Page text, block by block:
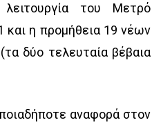
του Μετρό
η προμήθεια 19 νέων
δύο τελευταία βέβαια
αναφορά στον